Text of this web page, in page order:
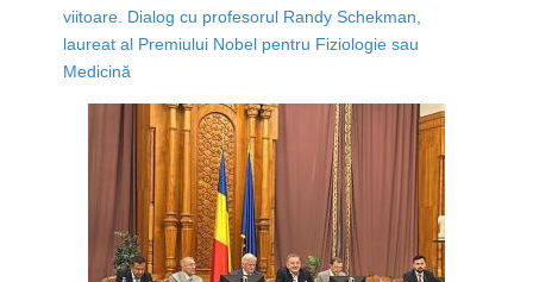
viitoare. Dialog cu profesorul Randy Schekman,
laureat al Premiului Nobel pentru Fiziologie sau
Medicină